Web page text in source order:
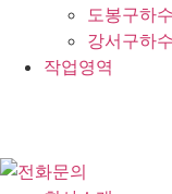
도봉구하
강서구하
작업영역